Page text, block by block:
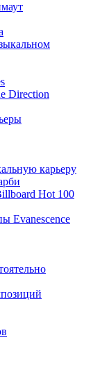
Direction
карьеру
Hot 100
Evanescence